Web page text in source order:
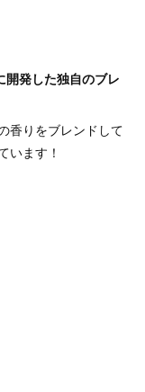
開発した独自のブレ
香りをブレンドして
います！